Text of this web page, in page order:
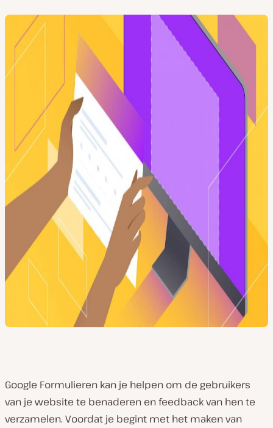
Google Formulieren kan je helpen om de gebruikers
van je website te benaderen en feedback van hen te
verzamelen. Voordat je begint met het maken van